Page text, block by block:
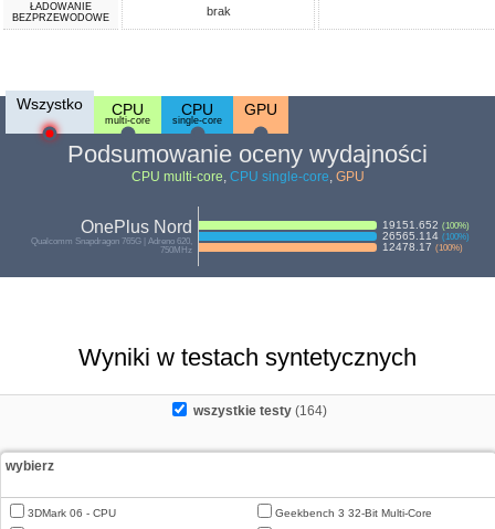
ŁADOWANIE
BEZPRZEWODOWE
brak
Wszystko CPU
multi-core
CPU
single-core
GPU
Podsumowanie oceny wydajności
CPU multi-core, CPU single-core, GPU
OnePlus Nord
Qualcomm Snapdragon 765G | Adreno 620,
750MHz
19151.652 (100%)
26565.114 (100%)
12478.17 (100%)
Wyniki w testach syntetycznych
wszystkie testy (164)
wybierz
3DMark 06 - CPU
Geekbench 3 32-Bit Multi-Core